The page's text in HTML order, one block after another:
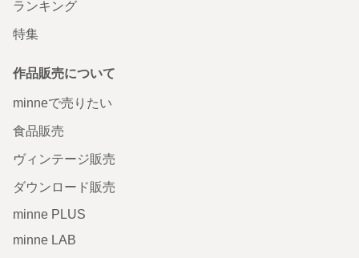
ランキング
特集
作品販売について
minneで売りたい
食品販売
ヴィンテージ販売
ダウンロード販売
minne PLUS
minne LAB